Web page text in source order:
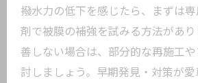
撥水力の低下を感じたら、まずは
剤で被膜の補強を試みる方法があ
善しない場合は、部分的な再施工
討しましょう。早期発見・対策が